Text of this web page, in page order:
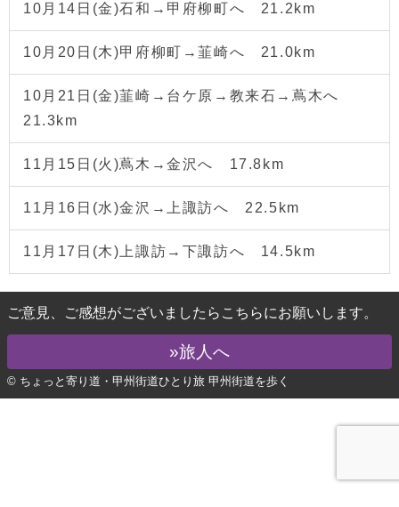
10月14日(金)石和→甲府柳町へ 21.2km
10月20日(木)甲府柳町→韮崎へ 21.0km
10月21日(金)韮崎→台ケ原→教来石→蔦木へ
21.3km
11月15日(火)蔦木→金沢へ 17.8km
11月16日(水)金沢→上諏訪へ 22.5km
11月17日(木)上諏訪→下諏訪へ 14.5km
ご意見、ご感想がございましたらこちらにお願いします。
»旅人へ
© ちょっと寄り道・甲州街道ひとり旅 甲州街道を歩く